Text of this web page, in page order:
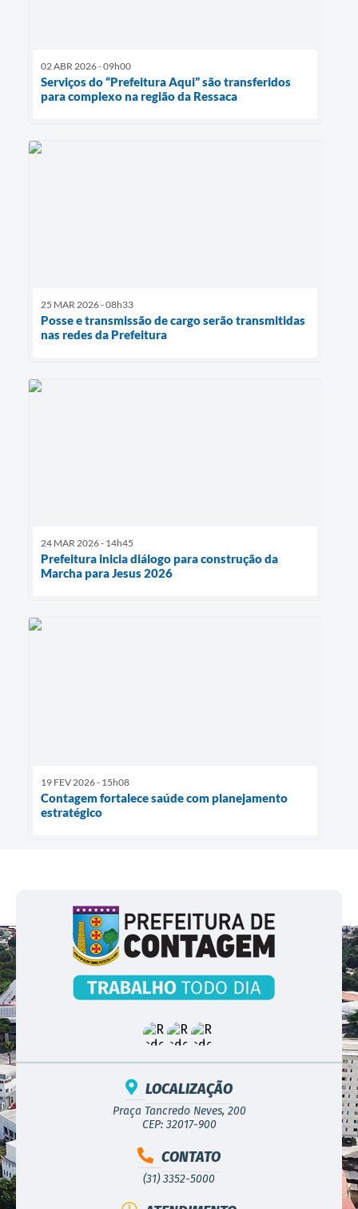
02 ABR 2026 - 09h00
Serviços do “Prefeitura Aqui” são transferidos
para complexo na região da Ressaca
25 MAR 2026 - 08h33
Posse e transmissão de cargo serão transmitidas
nas redes da Prefeitura
24 MAR 2026 - 14h45
Prefeitura inicia diálogo para construção da
Marcha para Jesus 2026
19 FEV 2026 - 15h08
Contagem fortalece saúde com planejamento
estratégico
LOCALIZAÇÃO
Praça Tancredo Neves, 200
CEP: 32017-900
CONTATO
(31) 3352-5000